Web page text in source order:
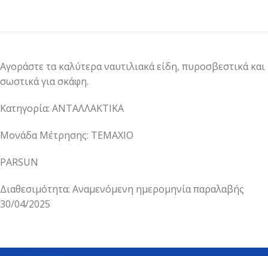
Αγοράστε τα καλύτερα ναυτιλιακά είδη, πυροσβεστικά και
σωστικά για σκάφη.
Κατηγορία: ΑΝΤΑΛΛΑΚΤΙΚΑ
Μονάδα Μέτρησης: ΤΕΜΑΧΙΟ
PARSUN
Διαθεσιμότητα: Αναμενόμενη ημερομηνία παραλαβής
30/04/2025